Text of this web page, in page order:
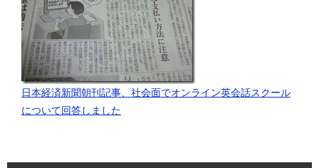
日本経済新聞朝刊記事、社会面でオンライン英会話スクール
について回答しました